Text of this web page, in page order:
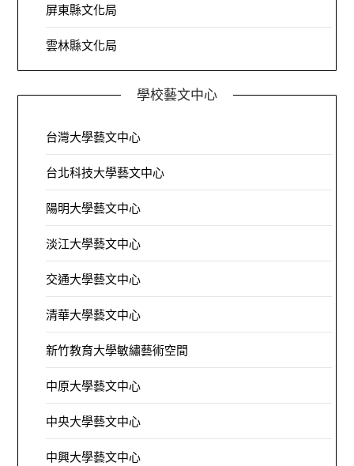
屏東縣文化局
雲林縣文化局
學校藝文中心
台灣大學藝文中心
台北科技大學藝文中心
陽明大學藝文中心
淡江大學藝文中心
交通大學藝文中心
清華大學藝文中心
新竹教育大學敏繡藝術空間
中原大學藝文中心
中央大學藝文中心
中興大學藝文中心